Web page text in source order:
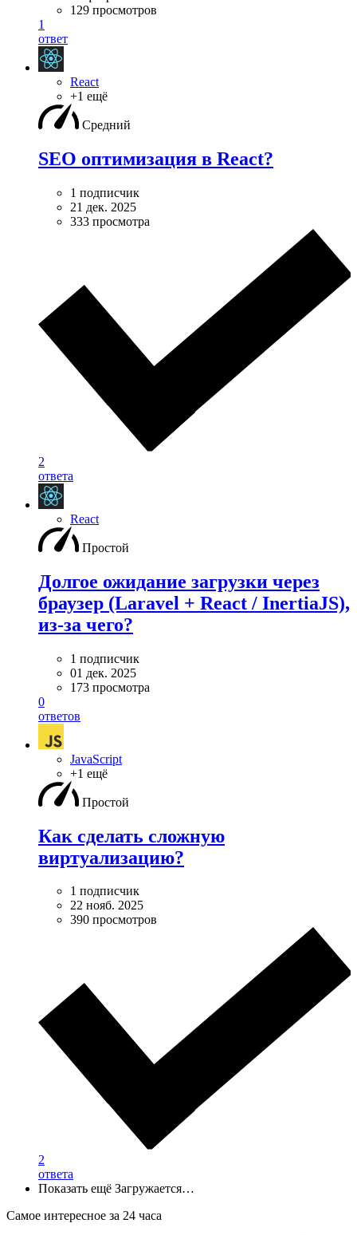
129 просмотров
1
ответ
React
+1 ещё
Средний
SEO оптимизация в React?
1 подписчик
21 дек. 2025
333 просмотра
2
ответа
React
Простой
Долгое ожидание загрузки через
браузер (Laravel + React / InertiaJS),
из-за чего?
1 подписчик
01 дек. 2025
173 просмотра
0
ответов
JavaScript
+1 ещё
Простой
Как сделать сложную
виртуализацию?
1 подписчик
22 нояб. 2025
390 просмотров
2
ответа
Показать ещё Загружается…
Самое интересное за 24 часа